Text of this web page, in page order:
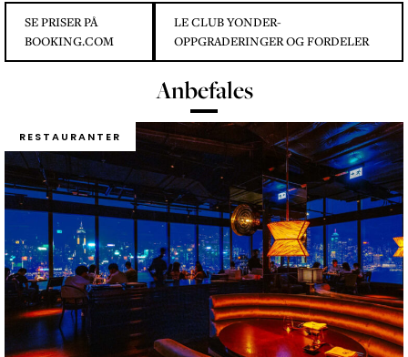
SE PRISER PÅ
BOOKING.COM
LE CLUB YONDER-
OPPGRADERINGER OG FORDELER
Anbefales
RESTAURANTER